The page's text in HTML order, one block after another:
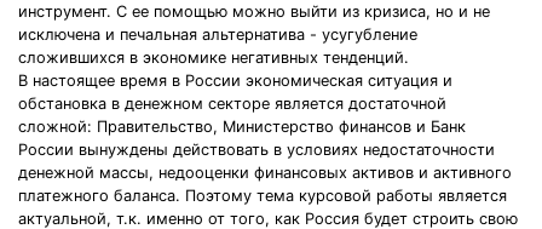
инструмент. С ее помощью можно выйти из кризиса, но и не
исключена и печальная альтернатива - усугубление
сложившихся в экономике негативных тенденций.
В настоящее время в России экономическая ситуация и
обстановка в денежном секторе является достаточной
сложной: Правительство, Министерство финансов и Банк
России вынуждены действовать в условиях недостаточности
денежной массы, недооценки финансовых активов и активного
платежного баланса. Поэтому тема курсовой работы является
актуальной, т.к. именно от того, как Россия будет строить свою